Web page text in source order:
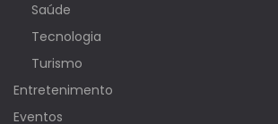
Saúde
Tecnologia
Turismo
Entretenimento
Eventos